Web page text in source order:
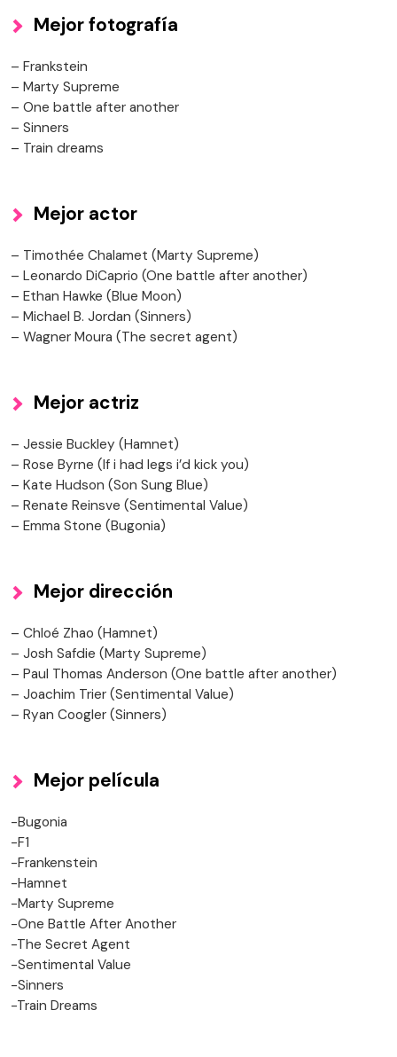
Mejor fotografía
– Frankstein
– Marty Supreme
– One battle after another
– Sinners
– Train dreams
Mejor actor
– Timothée Chalamet (Marty Supreme)
– Leonardo DiCaprio (One battle after another)
– Ethan Hawke (Blue Moon)
– Michael B. Jordan (Sinners)
– Wagner Moura (The secret agent)
Mejor actriz
– Jessie Buckley (Hamnet)
– Rose Byrne (If i had legs i’d kick you)
– Kate Hudson (Son Sung Blue)
– Renate Reinsve (Sentimental Value)
– Emma Stone (Bugonia)
Mejor dirección
– Chloé Zhao (Hamnet)
– Josh Safdie (Marty Supreme)
– Paul Thomas Anderson (One battle after another)
– Joachim Trier (Sentimental Value)
– Ryan Coogler (Sinners)
Mejor película
-Bugonia
-F1
-Frankenstein
-Hamnet
-Marty Supreme
-One Battle After Another
-The Secret Agent
-Sentimental Value
-Sinners
-Train Dreams